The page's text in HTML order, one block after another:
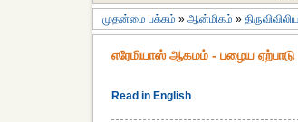
முதன்மை பக்கம் » ஆன்மிகம் »
எரேமியாஸ் ஆகமம் - பழைய ஏற்பாடு
Read in English